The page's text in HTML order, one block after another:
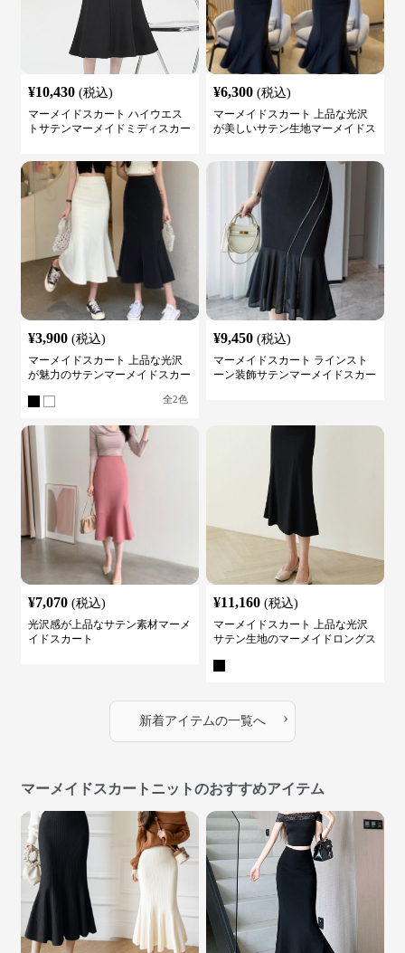
¥10,430 (税込)
マーメイドスカート ハイウエス
トサテンマーメイドミディスカー
¥6,300 (税込)
マーメイドスカート 上品な光沢
が美しいサテン生地マーメイドス
¥3,900 (税込)
マーメイドスカート 上品な光沢
が魅力のサテンマーメイドスカー
全2色
¥9,450 (税込)
マーメイドスカート ラインスト
ーン装飾サテンマーメイドスカー
¥7,070 (税込)
光沢感が上品なサテン素材マーメ
イドスカート
¥11,160 (税込)
マーメイドスカート 上品な光沢
サテン生地のマーメイドロングス
新着アイテムの一覧へ ›
マーメイドスカートニットのおすすめアイテム